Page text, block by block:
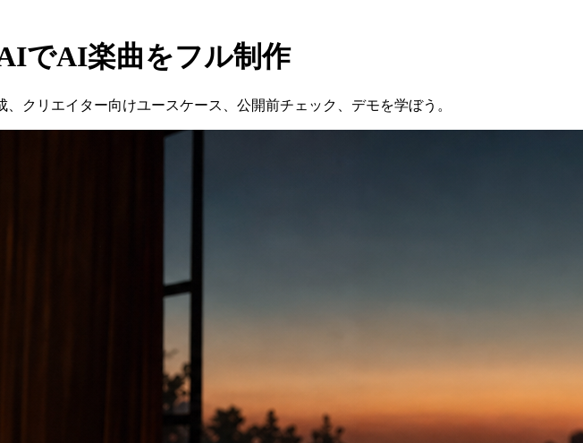
でAI楽曲をフル制作
クリエイター向けユースケース、公開前チェック、デモを学ぼう。